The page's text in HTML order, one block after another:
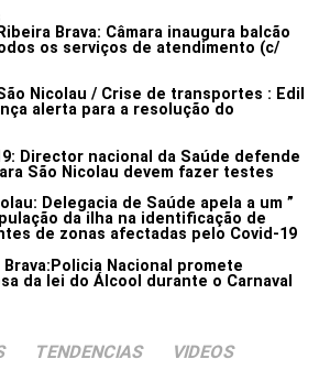
Ribeira Brava: Câmara inaugura balcão
os serviços de atendimento (c/
Nicolau / Crise de transportes : Edil
alerta para a resolução do
Director nacional da Saúde defende
São Nicolau devem fazer testes
Delegacia de Saúde apela a um ”
da ilha na identificação de
de zonas afectadas pelo Covid-19
Brava:Policia Nacional promete
da lei do Álcool durante o Carnaval
TENDENCIAS VIDEOS